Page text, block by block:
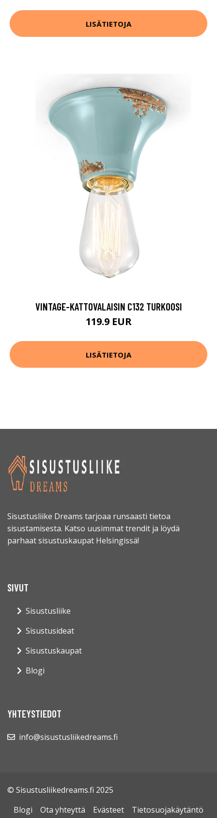
LISÄTIETOJA
VINTAGE-KATTOVALAISIN C132 TURKOOSI
119.9 EUR
LISÄTIETOJA
Sisustusliike Dreams tarjoaa runsaasti tietoa
sisustamisesta. Katso uusimmat trendit ja löydä
parhaat sisustuskaupat Helsingissä!
SIVUT
Sisustusliike
Sisustusideat
Sisustuskaupat
Blogi
YHTEYSTIEDOT
info@sisustusliikedreams.fi
© Sisustusliikedreams.fi 2025
Blogi
Ota yhteyttä Evästeet
Tietosuojakäytäntö